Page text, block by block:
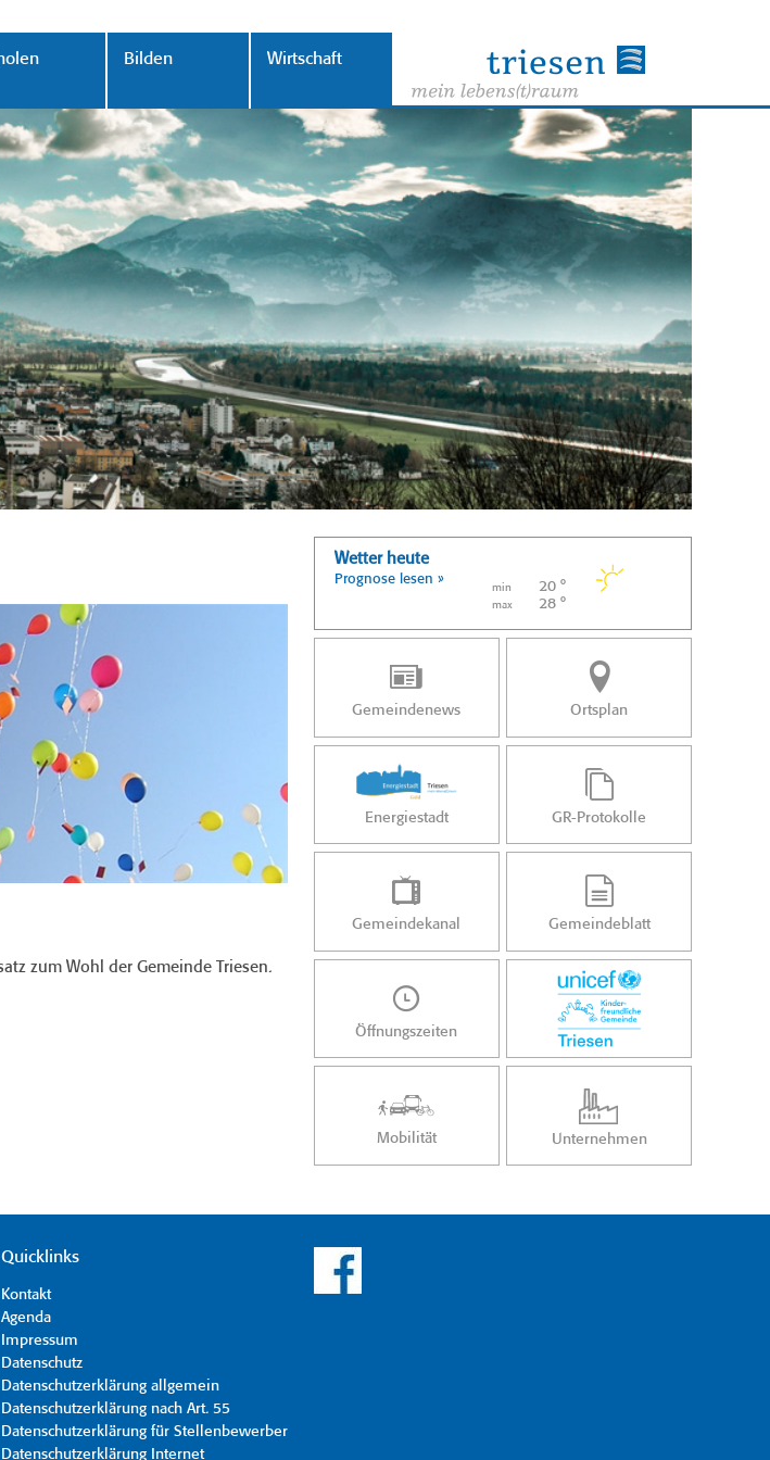
Bilden Wirtschaft
zum Wohl der Gemeinde Triesen.
Wetter heute
Prognose lesen »
min 20 °
max 28 °
Gemeindenews Ortsplan
Energiestadt GR-Protokolle
Gemeindekanal Gemeindeblatt
Öffnungszeiten
Mobilität Unternehmen
Quicklinks
Kontakt
Agenda
Impressum
Datenschutz
Datenschutzerklärung allgemein
Datenschutzerklärung nach Art. 55
Datenschutzerklärung für Stellenbewerber
Datenschutzerklärung Internet